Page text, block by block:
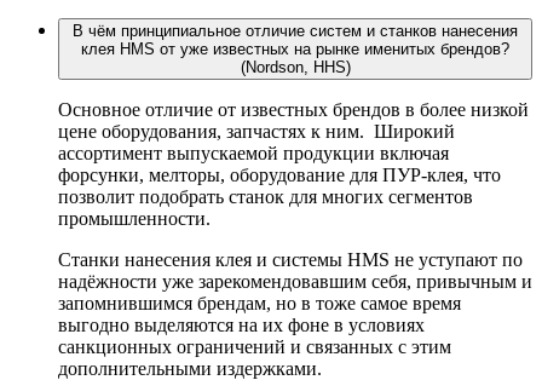
В чём принципиальное отличие систем и станков нанесения
клея HMS от уже известных на рынке именитых брендов?
(Nordson, HHS)
Основное отличие от известных брендов в более низкой
цене оборудования, запчастях к ним. Широкий
ассортимент выпускаемой продукции включая
форсунки, мелторы, оборудование для ПУР-клея, что
позволит подобрать станок для многих сегментов
промышленности.
Станки нанесения клея и системы HMS не уступают по
надёжности уже зарекомендовавшим себя, привычным и
запомнившимся брендам, но в тоже самое время
выгодно выделяются на их фоне в условиях
санкционных ограничений и связанных с этим
дополнительными издержками.